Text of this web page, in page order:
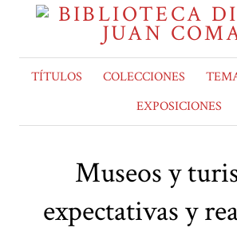
TÍTULOS COLECCIONES
EXPOSICIONES
Museos y
expectativas y